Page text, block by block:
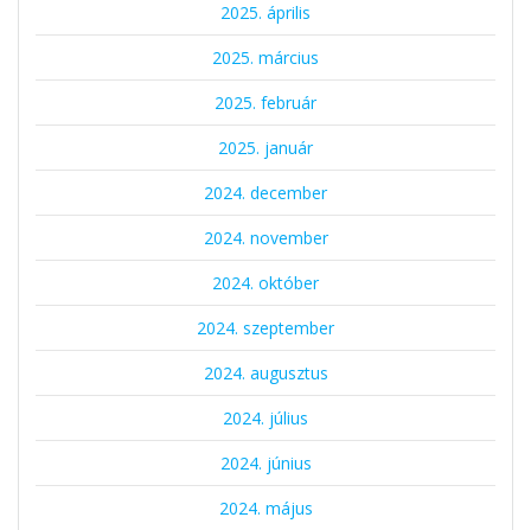
2025. április
2025. március
2025. február
2025. január
2024. december
2024. november
2024. október
2024. szeptember
2024. augusztus
2024. július
2024. június
2024. május